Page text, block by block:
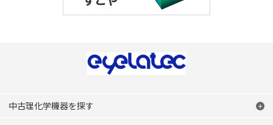
中古理化学機器を探す